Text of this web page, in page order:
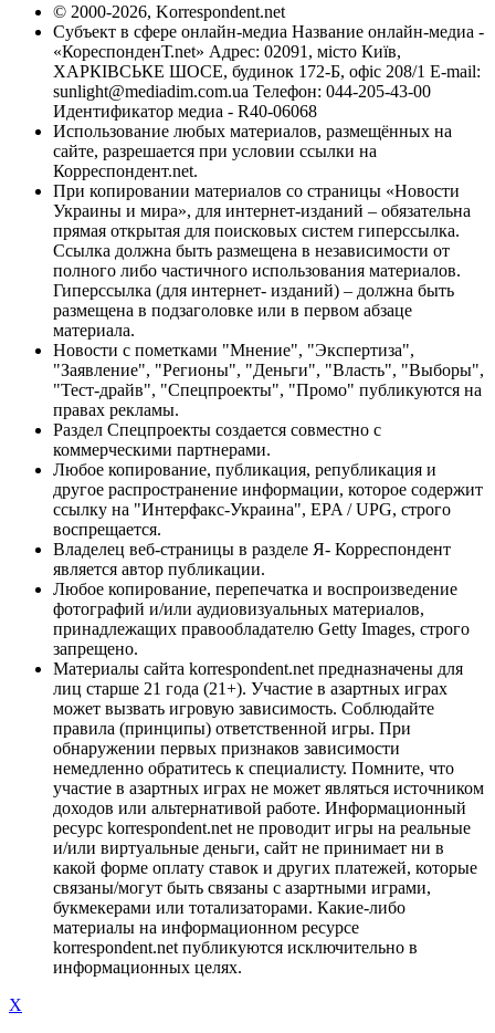
© 2000-2026, Korrespondent.net
Субъект в сфере онлайн-медиа Название онлайн-медиа -
«КореспонденТ.net» Адрес: 02091, місто Київ,
ХАРКІВСЬКЕ ШОСЕ, будинок 172-Б, офіс 208/1 E-mail:
sunlight@mediadim.com.ua Телефон: 044-205-43-00
Идентификатор медиа - R40-06068
Использование любых материалов, размещённых на
сайте, разрешается при условии ссылки на
Корреспондент.net.
При копировании материалов со страницы «Новости
Украины и мира», для интернет-изданий – обязательна
прямая открытая для поисковых систем гиперссылка.
Ссылка должна быть размещена в независимости от
полного либо частичного использования материалов.
Гиперссылка (для интернет- изданий) – должна быть
размещена в подзаголовке или в первом абзаце
материала.
Новости с пометками "Мнение", "Экспертиза",
"Заявление", "Регионы", "Деньги", "Власть", "Выборы",
"Тест-драйв", "Спецпроекты", "Промо" публикуются на
правах рекламы.
Раздел Спецпроекты создается совместно с
коммерческими партнерами.
Любое копирование, публикация, републикация и
другое распространение информации, которое содержит
ссылку на "Интерфакс-Украина", EPA / UPG, строго
воспрещается.
Владелец веб-страницы в разделе Я- Корреспондент
является автор публикации.
Любое копирование, перепечатка и воспроизведение
фотографий и/или аудиовизуальных материалов,
принадлежащих правообладателю Getty Images, строго
запрещено.
Материалы сайта korrespondent.net предназначены для
лиц старше 21 года (21+). Участие в азартных играх
может вызвать игровую зависимость. Соблюдайте
правила (принципы) ответственной игры. При
обнаружении первых признаков зависимости
немедленно обратитесь к специалисту. Помните, что
участие в азартных играх не может являться источником
доходов или альтернативой работе. Информационный
ресурс korrespondent.net не проводит игры на реальные
и/или виртуальные деньги, сайт не принимает ни в
какой форме оплату ставок и других платежей, которые
связаны/могут быть связаны с азартными играми,
букмекерами или тотализаторами. Какие-либо
материалы на информационном ресурсе
korrespondent.net публикуются исключительно в
информационных целях.
X